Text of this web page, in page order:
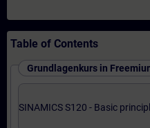
Table of Contents
Grundlagenkurs in
SINAMICS S120 - Basic